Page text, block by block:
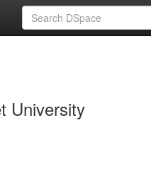
University